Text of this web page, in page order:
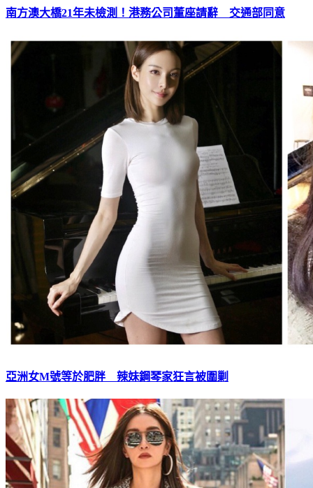
南方澳大橋21年未檢測！港務公司董座請辭 交通部同意
亞洲女M號等於肥胖 辣妹鋼琴家狂言被圍剿